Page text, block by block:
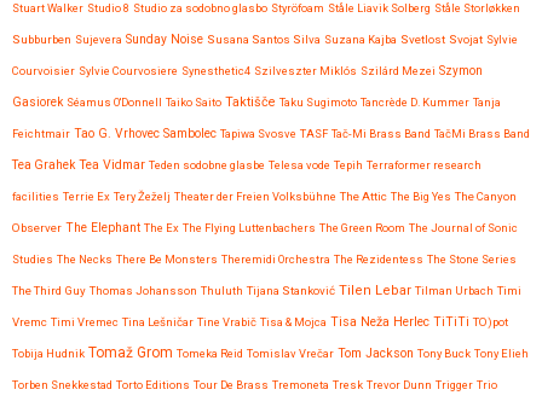
Stuart Walker Studio 8 Studio za sodobno glasbo Styröfoam Ståle Liavik Solberg Ståle Storløkken
Subburben Sujevera Sunday Noise Susana Santos Silva Suzana Kajba Svetlost Svojat Sylvie
Courvoisier Sylvie Courvosiere Synesthetic4 Szilveszter Miklós Szilárd Mezei Szymon
Gasiorek Séamus O'Donnell Taiko Saito Taktišče Taku Sugimoto Tancrède D. Kummer Tanja
Feichtmair Tao G. Vrhovec Sambolec Tapiwa Svosve TASF Tač-Mi Brass Band TačMi Brass Band
Tea Grahek Tea Vidmar Teden sodobne glasbe Telesa vode Tepih Terraformer research
facilities Terrie Ex Tery Žeželj Theater der Freien Volksbühne The Attic The Big Yes The Canyon
Observer The Elephant The Ex The Flying Luttenbachers The Green Room The Journal of Sonic
Studies The Necks There Be Monsters Theremidi Orchestra The Rezidentess The Stone Series
The Third Guy Thomas Johansson Thuluth Tijana Stanković Tilen Lebar Tilman Urbach Timi
Vremc Timi Vremec Tina Lešničar Tine Vrabič Tisa & Mojca Tisa Neža Herlec TiTiTi TO)pot
Tobija Hudnik Tomaž Grom Tomeka Reid Tomislav Vrečar Tom Jackson Tony Buck Tony Elieh
Torben Snekkestad Torto Editions Tour De Brass Tremoneta Tresk Trevor Dunn Trigger Trio